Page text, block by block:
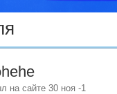
на сайте 30 ноя -1